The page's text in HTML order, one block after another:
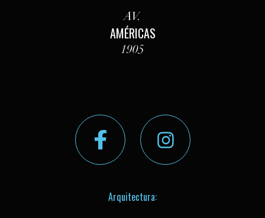
AV.
AMÉRICAS
1905
Arquitectura: